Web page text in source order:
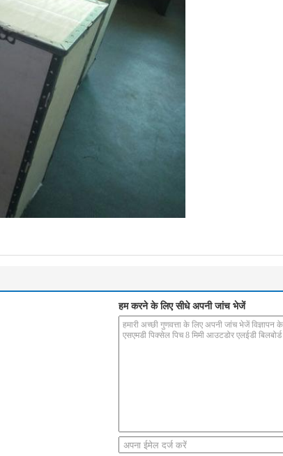
हम करने के लिए सीधे अपनी जांच भेजें